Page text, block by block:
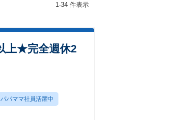
1-34 件表示
上★完全週休2
パパママ社員活躍中